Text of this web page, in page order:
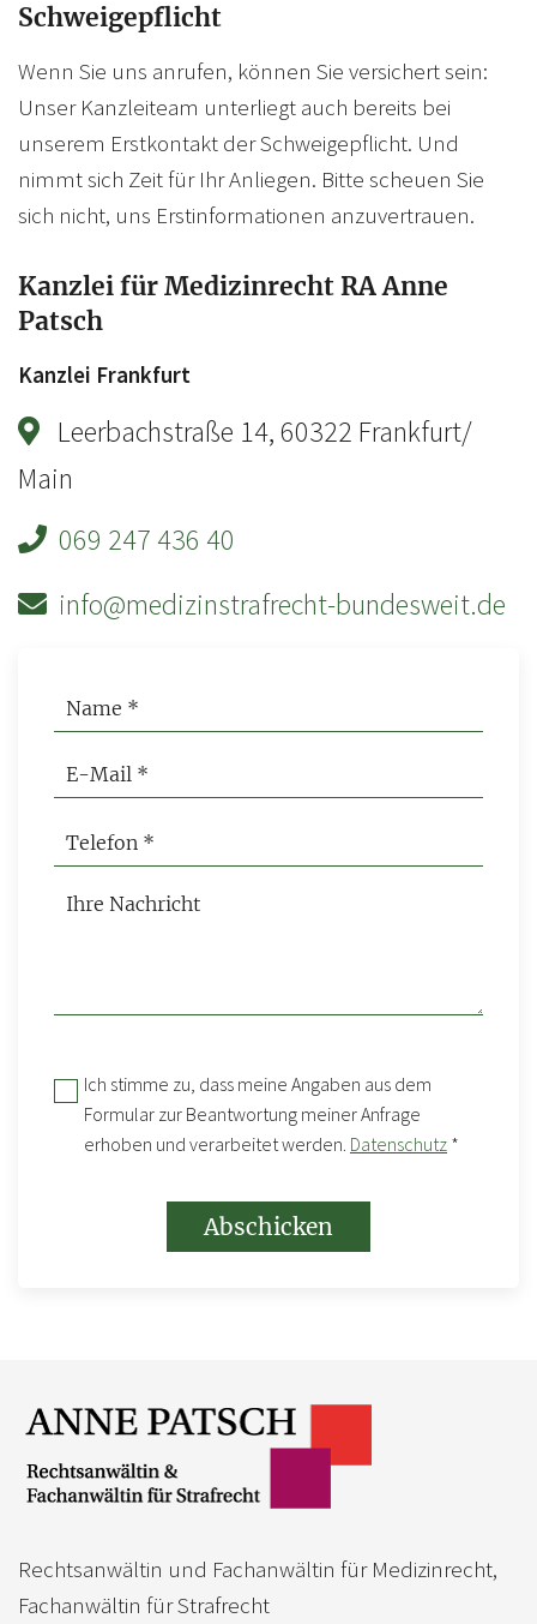
Schweigepflicht
Wenn Sie uns anrufen, können Sie versichert sein:
Unser Kanzleiteam unterliegt auch bereits bei
unserem Erstkontakt der Schweigepflicht. Und
nimmt sich Zeit für Ihr Anliegen. Bitte scheuen Sie
sich nicht, uns Erstinformationen anzuvertrauen.
Kanzlei für Medizinrecht RA Anne
Patsch
Kanzlei Frankfurt
Leerbachstraße 14, 60322 Frankfurt/
Main
069 247 436 40
info@medizinstrafrecht-bundesweit.de
Ich stimme zu, dass meine Angaben aus dem
Formular zur Beantwortung meiner Anfrage
erhoben und verarbeitet werden. Datenschutz *
Rechtsanwältin und Fachanwältin für Medizinrecht,
Fachanwältin für Strafrecht